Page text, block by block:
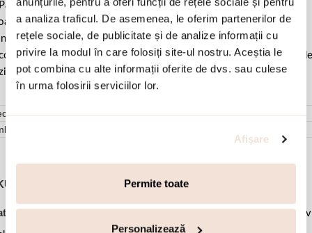
a analiza traficul. De asemenea, le oferim partenerilor de
rețele sociale, de publicitate și de analize informații cu
privire la modul în care folosiți site-ul nostru. Aceștia le
pot combina cu alte informații oferite de dvs. sau culese
în urma folosirii serviciilor lor.
Afişare
Permite toate
Personalizează
bijuteria in ambalajul original sau intr-un saculet de catifea
pentru a evita frecarea sau lovirea de alte materiale. Evitati
cu apa si produsele cosmetice. Dupa fiecare purtare este
sa o lustruiti cu o laveta curata pentru a evita depunerea de
(0)
Bijuterii dama, Coliere, Coliere argint, Coliere cu pandantiv